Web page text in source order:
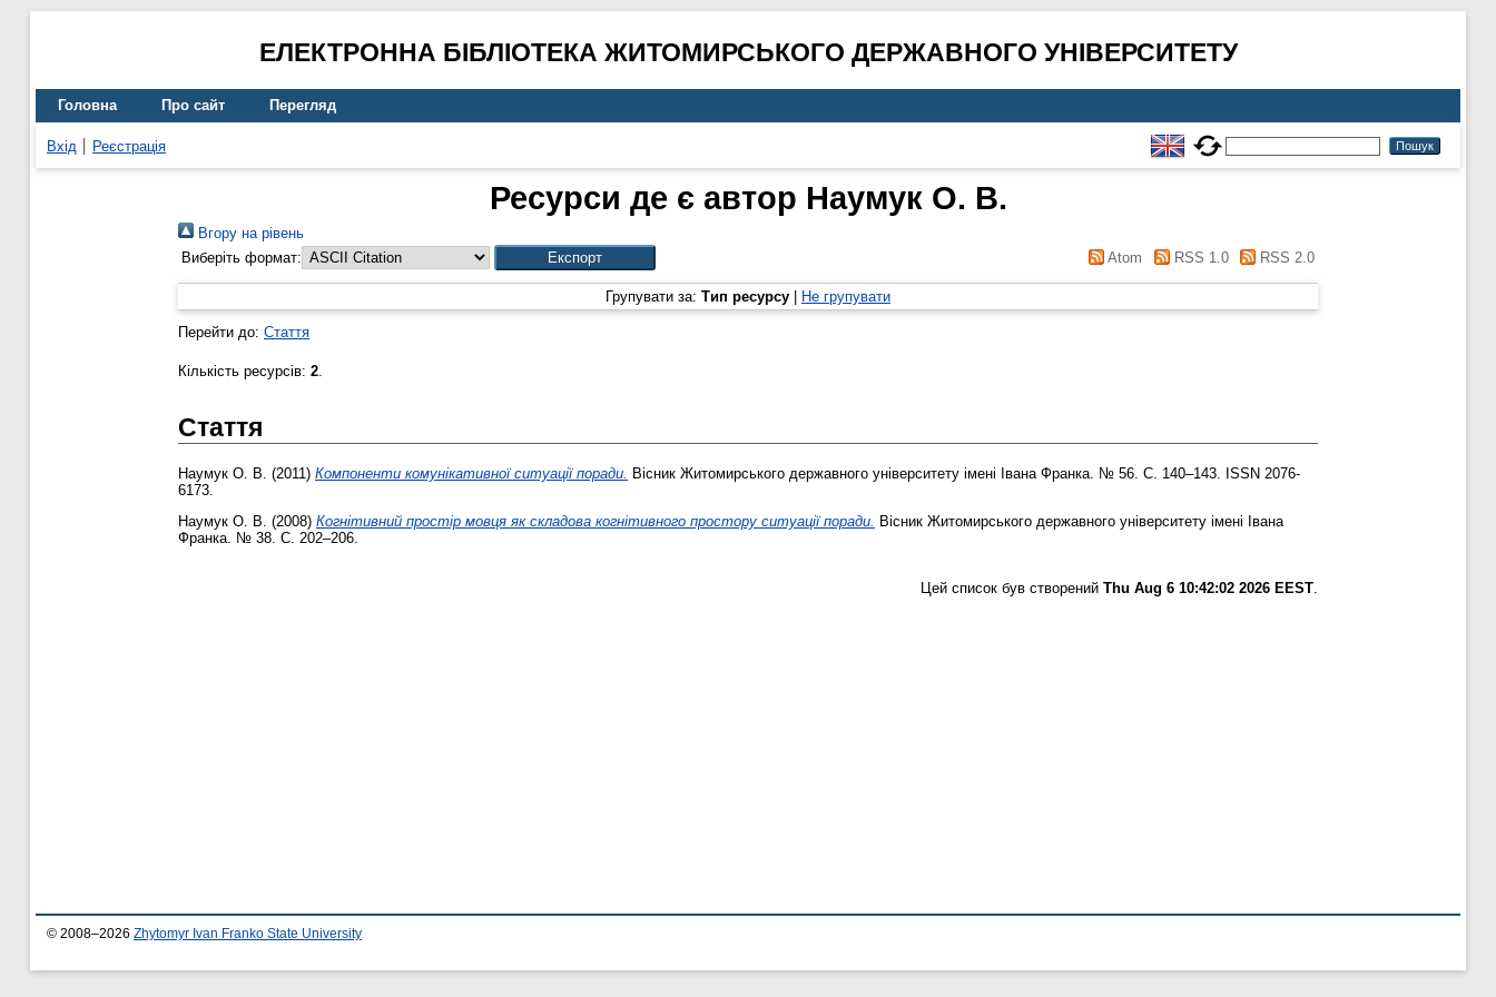
ЕЛЕКТРОННА БІБЛІОТЕКА ЖИТОМИРСЬКОГО ДЕРЖАВНОГО УНІВЕРСИТЕТУ
Головна Про сайт Перегляд
Вхід Реєстрація
Ресурси де є автор Наумук О. В.
Вгору на рівень
Виберіть формат:
Atom RSS 1.0 RSS 2.0
Групувати за: Тип ресурсу Не групувати
Перейти до: Стаття
Кількість ресурсів: 2.
Стаття
Наумук О. В. (2011) Компоненти комунікативної ситуації поради. Вісник Житомирського державного університету імені Івана Франка. № 56. С. 140–143. ISSN 2076-
6173.
Наумук О. В. (2008) Когнітивний простір мовця як складова когнітивного простору ситуації поради. Вісник Житомирського державного університету імені Івана
Франка. № 38. С. 202–206.
Цей список був створений Thu Aug 6 10:42:02 2026 EEST.
© 2008–2026 Zhytomyr Ivan Franko State University